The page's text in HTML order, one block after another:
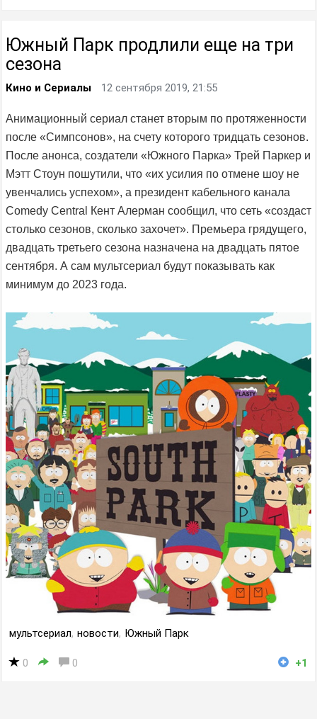
Южный Парк продлили еще на три
сезона
Кино и Сериалы 12 сентября 2019, 21:55
Анимационный сериал станет вторым по протяженности
после «Симпсонов», на счету которого тридцать сезонов.
После анонса, создатели «Южного Парка» Трей Паркер и
Мэтт Стоун пошутили, что «их усилия по отмене шоу не
увенчались успехом», а президент кабельного канала
Comedy Central Кент Алерман сообщил, что сеть «создаст
столько сезонов, сколько захочет». Премьера грядущего,
двадцать третьего сезона назначена на двадцать пятое
сентября. А сам мультсериал будут показывать как
минимум до 2023 года.
мультсериал, новости, Южный Парк
0 0 +1